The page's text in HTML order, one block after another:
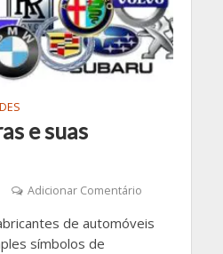
e suas
Adicionar Comentário
de automóveis
símbolos de